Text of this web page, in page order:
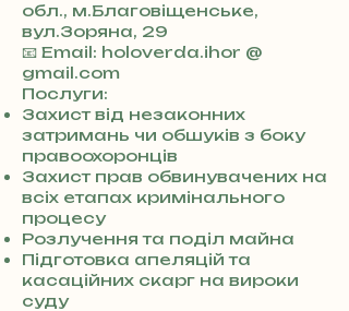
обл., м.Благовіщенське,
вул.Зоряна, 29
+
3
8
0
7
3
0
4
8
5
7
8
4
📧 Email: holoverda.ihor @
gmail.com
Послуги:
Захист від незаконних
затримань чи обшуків з боку
правоохоронців
Захист прав обвинувачених на
всіх етапах кримінального
процесу
Розлучення та поділ майна
Підготовка апеляцій та
касаційних скарг на вироки
суду